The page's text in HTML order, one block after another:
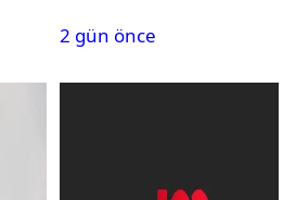
açıldı
2 gün önce